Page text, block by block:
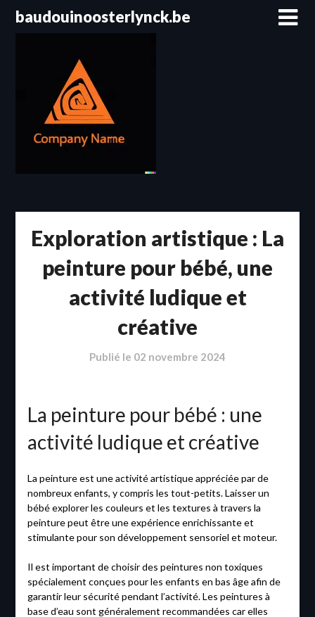
Passerbaudouinoosterlynck.be
Exploration artistique : La
peinture pour bébé, une
activité ludique et
créative
Publié le 02 novembre 2024
La peinture pour bébé : une
activité ludique et créative
La peinture est une activité artistique appréciée par de
nombreux enfants, y compris les tout-petits. Laisser un
bébé explorer les couleurs et les textures à travers la
peinture peut être une expérience enrichissante et
stimulante pour son développement sensoriel et moteur.
Il est important de choisir des peintures non toxiques
spécialement conçues pour les enfants en bas âge afin de
garantir leur sécurité pendant l’activité. Les peintures à
base d’eau sont généralement recommandées car elles